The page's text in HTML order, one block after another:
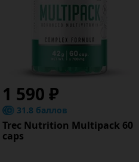
1 590 ₽
31.8 баллов
Trec Nutrition Multipack 60
caps